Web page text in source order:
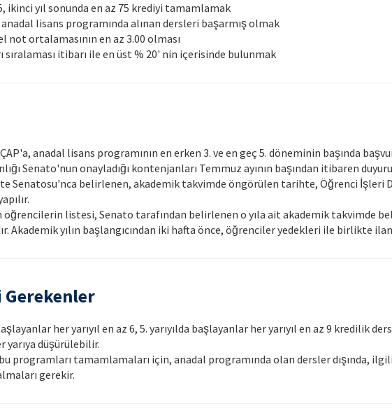
ikinci yıl sonunda en az 75 krediyi tamamlamak
lisans programında alınan dersleri başarmış olmak
not ortalamasının en az 3.00 olması
sıralaması itibarı ile en üst % 20' nin içerisinde bulunmak
anadal lisans programının en erken 3. ve en geç 5. döneminin başında
Senato'nun onayladığı kontenjanları Temmuz ayının başından itibaren
Senatosu'nca belirlenen, akademik takvimde öngörülen tarihte, Öğrenci İşleri
öğrencilerin listesi, Senato tarafından belirlenen o yıla ait akademik takvimde
Akademik yılın başlangıcından iki hafta önce, öğrenciler yedekleri ile birlikte
her yarıyıl en az 6, 5. yarıyılda başlayanlar her yarıyıl en az 9 kredilik
yarıya düşürülebilir.
programları tamamlamaları için, anadal programında olan dersler dışında,
gerekir.